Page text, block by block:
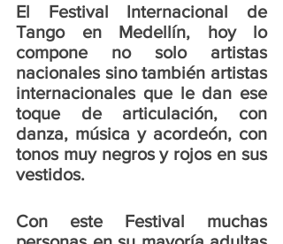
El Festival Internacional de
Tango en Medellín, hoy lo
compone no solo artistas
nacionales sino también artistas
internacionales que le dan ese
toque de articulación, con
danza, música y acordeón, con
tonos muy negros y rojos en sus
vestidos.
Con este Festival muchas